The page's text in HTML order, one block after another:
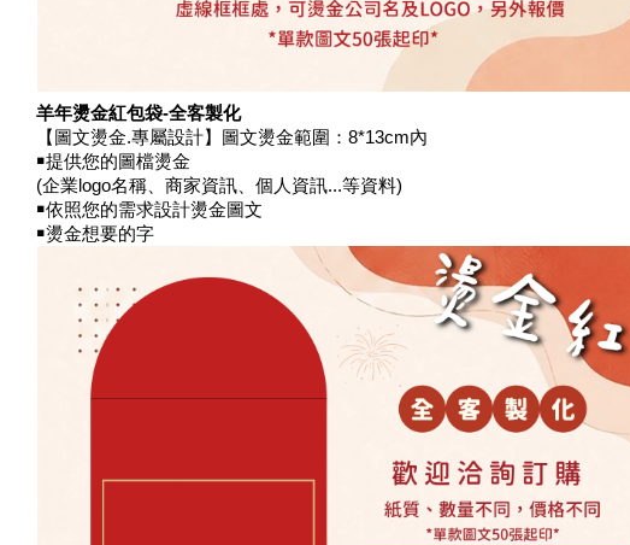
羊年燙金紅包袋-全客製化
【圖文燙金.專屬設計】圖文燙金範圍：8*13cm內
￭提供您的圖檔燙金
(企業logo名稱、商家資訊、個人資訊...等資料)
￭依照您的需求設計燙金圖文
￭燙金想要的字